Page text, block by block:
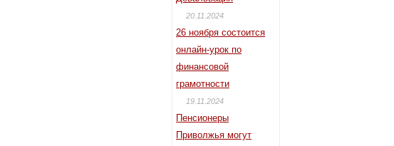
20.11.2024
26 ноября состоится
онлайн-урок по
финансовой
грамотности
19.11.2024
Пенсионеры
Приволжья могут